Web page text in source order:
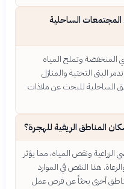
المجتمعات الساحلية
المنخفضة وتملح المياه
البنى التحتية والمنازل
الساحلية للبحث عن ملاذات
المناطق الريفية للهجرة؟
ونقص المياه، مما يؤثر
هذا النقص في الموارد
أخرى بحثاً عن فرص عمل